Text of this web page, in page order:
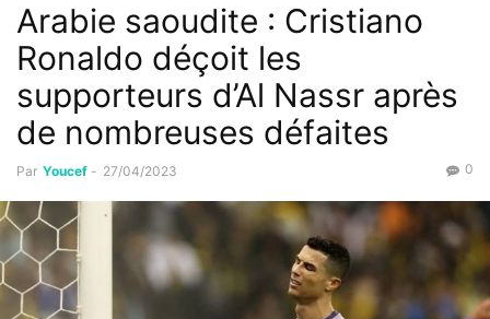
Arabie saoudite : Cristiano
Ronaldo déçoit les
supporteurs d’Al Nassr après
de nombreuses défaites
Par Youcef - 27/04/2023 0